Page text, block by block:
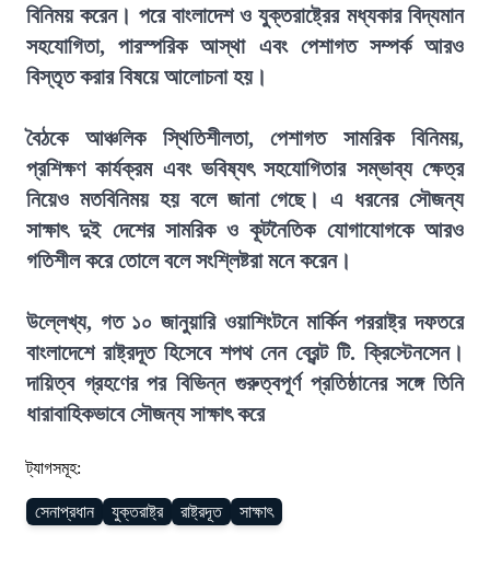
বিনিময় করেন। পরে বাংলাদেশ ও যুক্তরাষ্ট্রের মধ্যকার বিদ্যমান
সহযোগিতা, পারস্পরিক আস্থা এবং পেশাগত সম্পর্ক আরও
বিস্তৃত করার বিষয়ে আলোচনা হয়।
বৈঠকে আঞ্চলিক স্থিতিশীলতা, পেশাগত সামরিক বিনিময়,
প্রশিক্ষণ কার্যক্রম এবং ভবিষ্যৎ সহযোগিতার সম্ভাব্য ক্ষেত্র
নিয়েও মতবিনিময় হয় বলে জানা গেছে। এ ধরনের সৌজন্য
সাক্ষাৎ দুই দেশের সামরিক ও কূটনৈতিক যোগাযোগকে আরও
গতিশীল করে তোলে বলে সংশ্লিষ্টরা মনে করেন।
উল্লেখ্য, গত ১০ জানুয়ারি ওয়াশিংটনে মার্কিন পররাষ্ট্র দফতরে
বাংলাদেশে রাষ্ট্রদূত হিসেবে শপথ নেন ব্রেন্ট টি. ক্রিস্টেনসেন।
দায়িত্ব গ্রহণের পর বিভিন্ন গুরুত্বপূর্ণ প্রতিষ্ঠানের সঙ্গে তিনি
ধারাবাহিকভাবে সৌজন্য সাক্ষাৎ করে
ট্যাগসমূহ:
সেনাপ্রধান যুক্তরাষ্ট্র রাষ্ট্রদূত সাক্ষাৎ